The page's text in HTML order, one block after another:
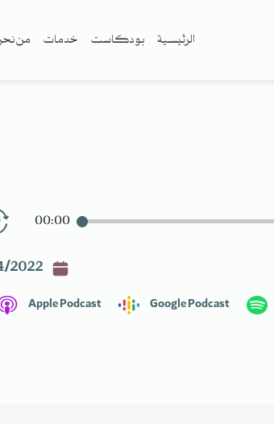
الرئيسية بودكاست خدمات من
00:00
2022
Google Podcast
Apple Podcast